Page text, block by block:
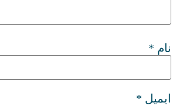
نام *
ایمیل *